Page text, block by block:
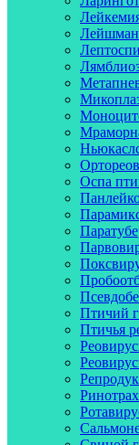
Оспа
Птичий
Птичья